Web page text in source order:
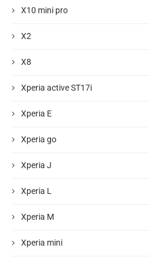
X10 mini pro
X2
X8
Xperia active ST17i
Xperia E
Xperia go
Xperia J
Xperia L
Xperia M
Xperia mini